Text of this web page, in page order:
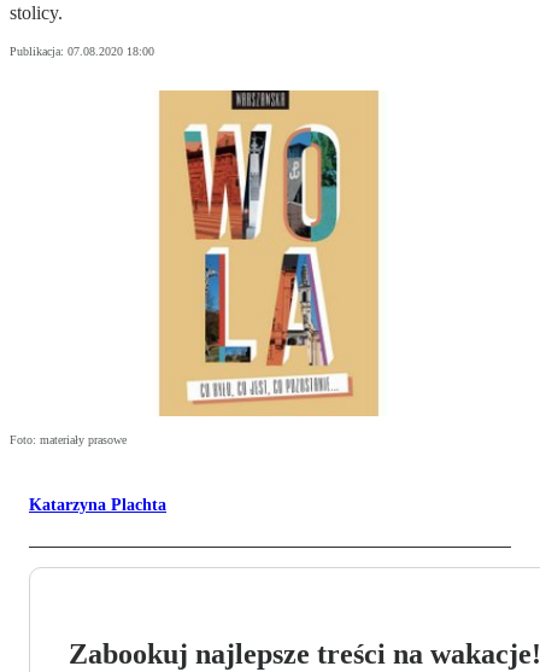
stolicy.
Publikacja: 07.08.2020 18:00
Foto: materiały prasowe
Katarzyna Plachta
Zabookuj najlepsze treści na wakacje!